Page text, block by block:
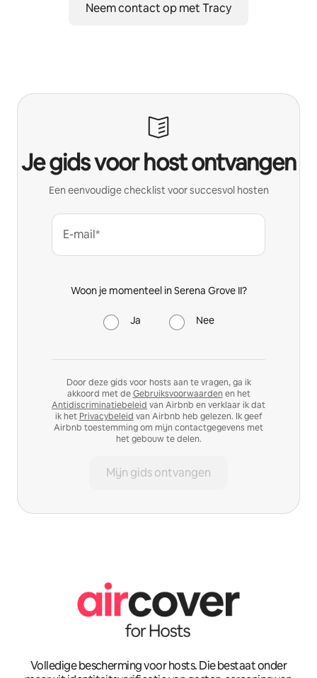
Neem contact op met Tracy
Je gids voor host ontvangen
Een eenvoudige checklist voor succesvol hosten
E-mail*
Woon je momenteel in Serena Grove II?
Ja Nee
Door deze gids voor hosts aan te vragen, ga ik
akkoord met deGebruiksvoorwaarden en het
Antidiscriminatiebeleid van Airbnb en verklaar ik dat
ik het Privacybeleid van Airbnb heb gelezen. Ik geef
Airbnb toestemming om mijn contactgegevens met
het gebouw te delen.
Mijn gids ontvangen
Volledige bescherming voor hosts. Die bestaat onder